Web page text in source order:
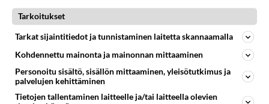
Anonyymi00022
2026-07-07 09:18:15
Mielipiteisiini ja tunteisiini hänestä ei kukaan pysty
vaikuttamaan. Mutta tunteiden vastaisia valintoja
olen tehnyt muiden takia pari kertaa, koska oli
pakko piilottaa tunteita sen hetkisen tilanteen
Tarkoitukset
Tarkat sijaintitiedot ja tunnistaminen laitetta skannaamalla
Kohdennettu mainonta ja mainonnan mittaaminen
Personoitu sisältö, sisällön mittaaminen, yleisötutkimus ja
palvelujen kehittäminen
Tietojen tallentaminen laitteelle ja/tai laitteella olevien